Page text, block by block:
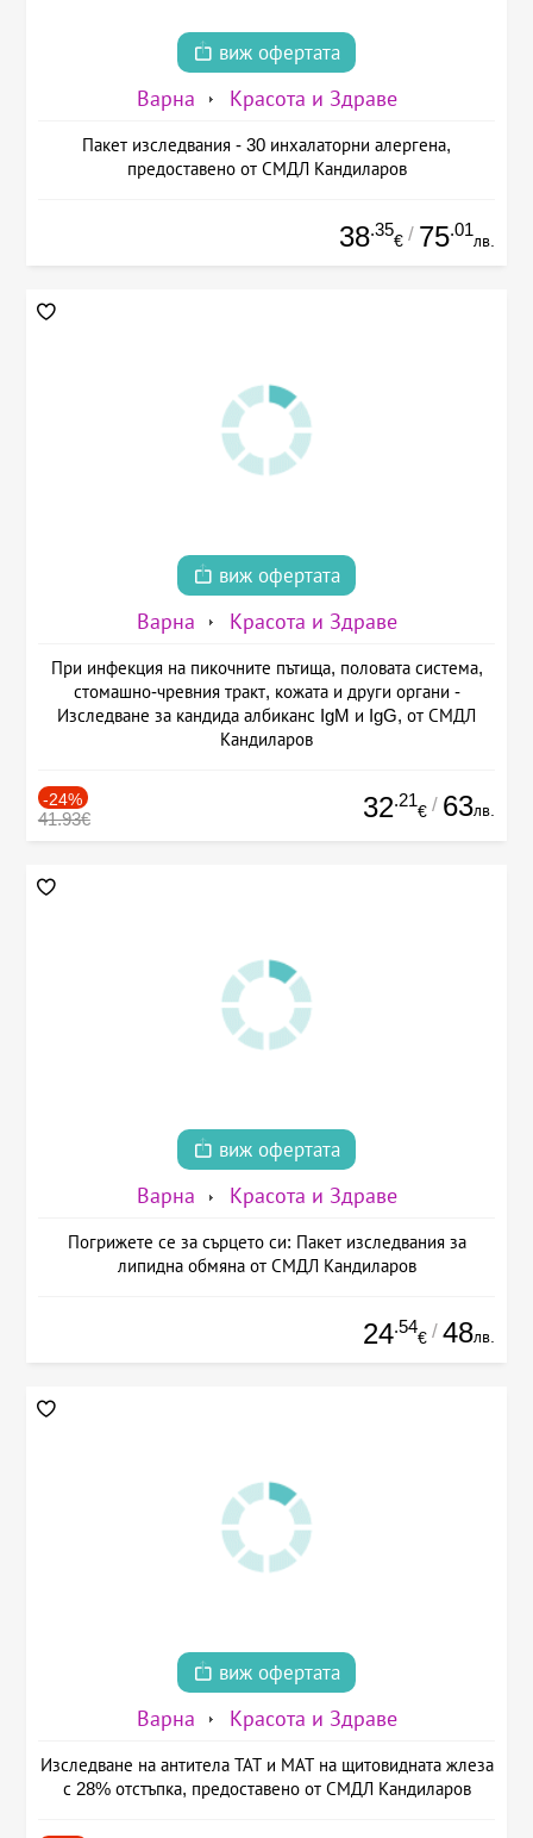
виж офертата
Варна Красота и Здраве
Пакет изследвания - 30 инхалаторни алергена,
предоставено от СМДЛ Кандиларов
38.35
€ / 75.01
лв.
виж офертата
Варна Красота и Здраве
При инфекция на пикочните пътища, половата система,
стомашно-чревния тракт, кожата и други органи -
Изследване за кандида албиканс IgM и IgG, от СМДЛ
Кандиларов
-24%
41.93€ 32.21
€ / 63лв.
виж офертата
Варна Красота и Здраве
Погрижете се за сърцето си: Пакет изследвания за
липидна обмяна от СМДЛ Кандиларов
24.54
€ / 48лв.
виж офертата
Варна Красота и Здраве
Изследване на антитела ТАТ и МАТ на щитовидната жлеза
с 28% отстъпка, предоставено от СМДЛ Кандиларов